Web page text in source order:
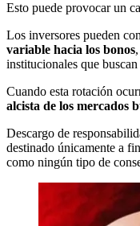
Esto puede provocar un
Los inversores pueden
variable hacia los bonos
institucionales que buscan
Cuando esta rotación
alcista de los mercados
Descargo de
destinado únicamente a
como ningún tipo de